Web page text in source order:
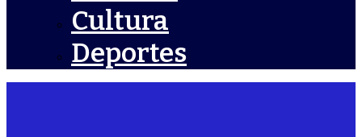
Cultura
Deportes